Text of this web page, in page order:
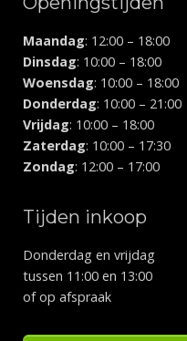
Maandag: 12:00 – 18:00
Dinsdag: 10:00 – 18:00
Woensdag: 10:00 – 18:00
Donderdag: 10:00 – 21:00
Vrijdag: 10:00 – 18:00
Zaterdag: 10:00 – 17:30
Zondag: 12:00 – 17:00
Tijden inkoop
Donderdag en vrijdag
tussen 11:00 en 13:00
of op afspraak